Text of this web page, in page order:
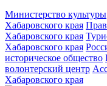
Министерство культуры
Хабаровского края
Хабаровского края
Хабаровского края
историческое общество
волонтерский центр
Хабаровского края